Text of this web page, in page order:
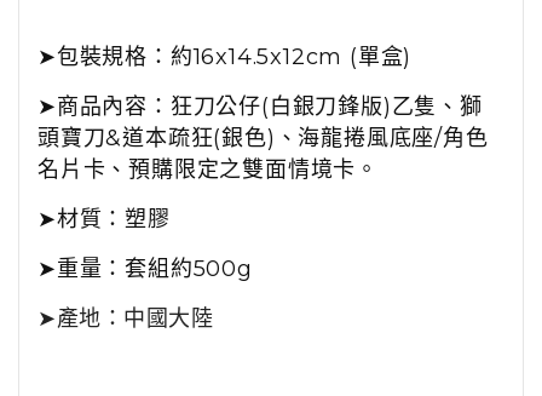
➤包裝規格： 約16x14.5x12cm (單盒)
➤商品內容： 狂刀公仔(白銀刀鋒版)乙隻、獅
頭寶刀&道本疏狂(銀色)、 海龍捲風底座/角色
名片卡、預購限定之雙面情境卡。
➤材質：塑膠
➤重量：套組約500g
➤產地：中國大陸